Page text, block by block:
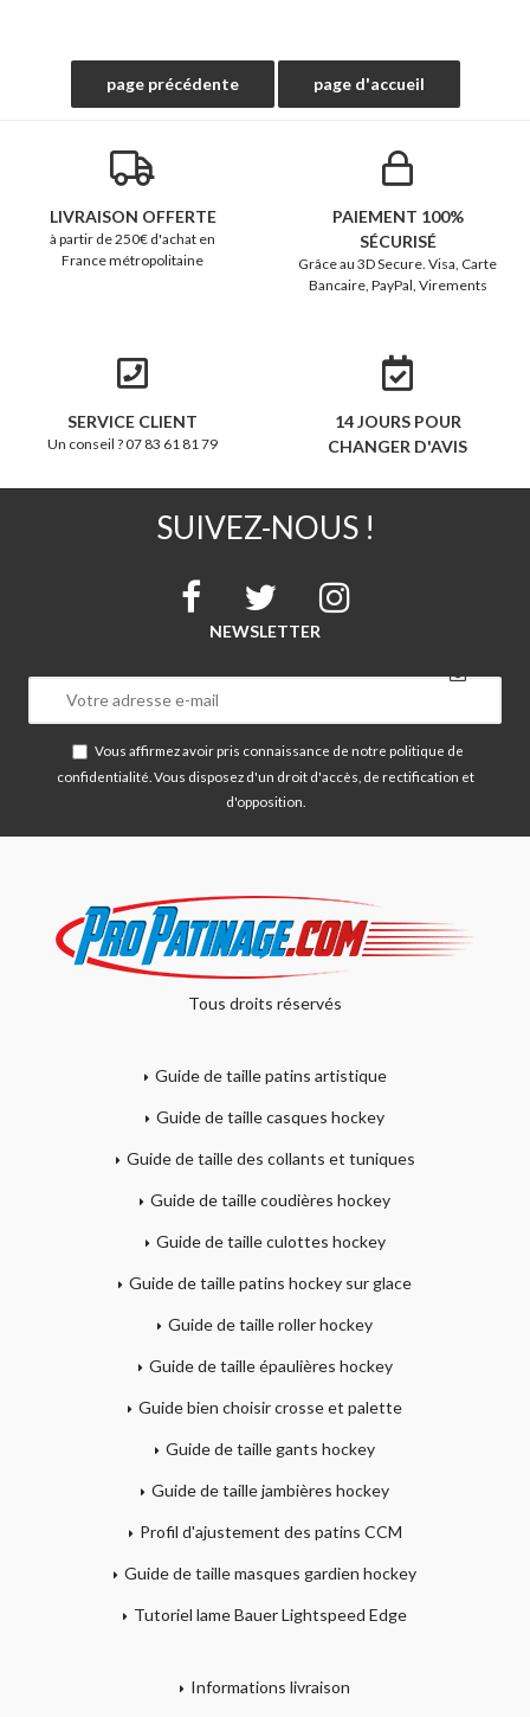
LIVRAISON OFFERTE
à partir de 250€ d'achat en
France métropolitaine
PAIEMENT 100%
SÉCURISÉ
Grâce au 3D Secure. Visa, Carte
Bancaire, PayPal, Virements
SERVICE CLIENT
Un conseil ? 07 83 61 81 79
14 JOURS POUR
CHANGER D'AVIS
SUIVEZ-NOUS !
NEWSLETTER
Vous affirmez avoir pris connaissance de notre politique de
confidentialité . Vous disposez d'un droit d'accès, de rectification et
d'opposition.
Tous droits réservés
Guide de taille patins artistique
Guide de taille casques hockey
Guide de taille des collants et tuniques
Guide de taille coudières hockey
Guide de taille culottes hockey
Guide de taille patins hockey sur glace
Guide de taille roller hockey
Guide de taille épaulières hockey
Guide bien choisir crosse et palette
Guide de taille gants hockey
Guide de taille jambières hockey
Profil d'ajustement des patins CCM
Guide de taille masques gardien hockey
Tutoriel lame Bauer Lightspeed Edge
Informations livraison